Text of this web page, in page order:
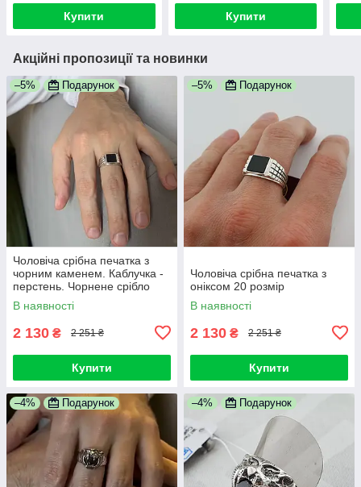
Купити Купити
Акційні пропозиції та новинки
–5% Подарунок
Чоловіча срібна печатка з
чорним каменем. Каблучка -
перстень. Чорнене срібло
925
В наявності
2 130 ₴ 2 251 ₴
Купити
–5% Подарунок
Чоловіча срібна печатка з
оніксом 20 розмір
В наявності
2 130 ₴ 2 251 ₴
Купити
–4% Подарунок –4% Подарунок